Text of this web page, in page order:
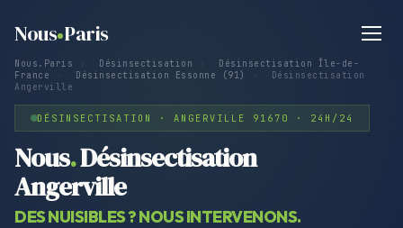
Nous Paris
Nous.Paris Désinsectisation
Désinsectisation Île-de-
France
Désinsectisation Essonne (91)
Désinsectisation
Angerville
DÉSINSECTISATION · ANGERVILLE 91670 · 24H/24
Nous.Désinsectisation
Angerville
DES NUISIBLES ? NOUS INTERVENONS.